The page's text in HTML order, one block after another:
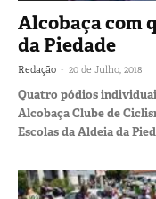
Alcobaça com
da Piedade
Redação - 20 de Julho, 2018
Quatro pódios
Alcobaça Clube de
Escolas da Aldeia da